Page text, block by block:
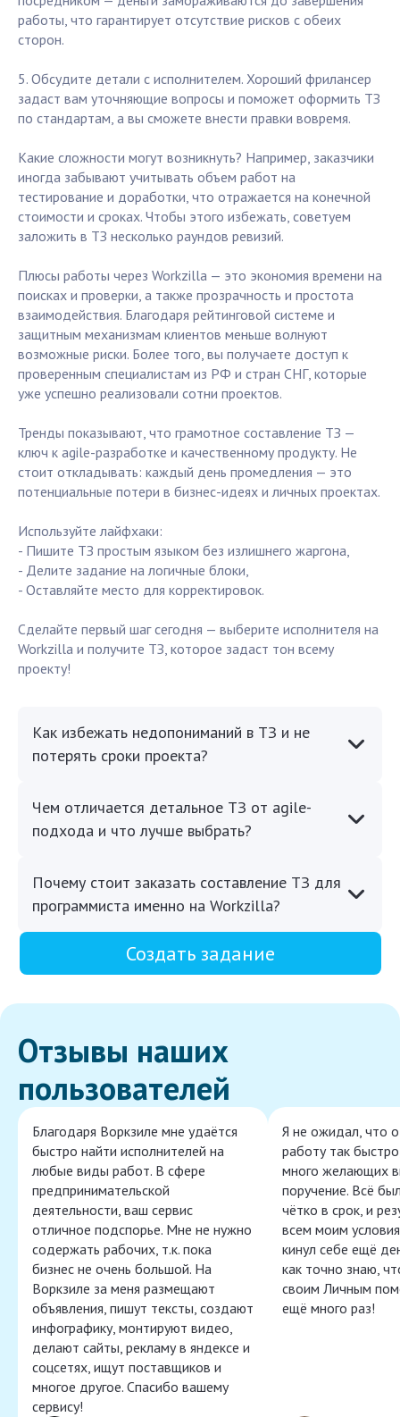
работы, что гарантирует отсутствие рисков с обеих
сторон.
5. Обсудите детали с исполнителем. Хороший фрилансер
задаст вам уточняющие вопросы и поможет оформить ТЗ
по стандартам, а вы сможете внести правки вовремя.
Какие сложности могут возникнуть? Например, заказчики
иногда забывают учитывать объем работ на
тестирование и доработки, что отражается на конечной
стоимости и сроках. Чтобы этого избежать, советуем
заложить в ТЗ несколько раундов ревизий.
Плюсы работы через Workzilla — это экономия времени на
поисках и проверки, а также прозрачность и простота
взаимодействия. Благодаря рейтинговой системе и
защитным механизмам клиентов меньше волнуют
возможные риски. Более того, вы получаете доступ к
проверенным специалистам из РФ и стран СНГ, которые
уже успешно реализовали сотни проектов.
Тренды показывают, что грамотное составление ТЗ —
ключ к agile-разработке и качественному продукту. Не
стоит откладывать: каждый день промедления — это
потенциальные потери в бизнес-идеях и личных проектах.
Используйте лайфхаки:
- Пишите ТЗ простым языком без излишнего жаргона,
- Делите задание на логичные блоки,
- Оставляйте место для корректировок.
Сделайте первый шаг сегодня — выберите исполнителя на
Workzilla и получите ТЗ, которое задаст тон всему
проекту!
Как избежать недопониманий в ТЗ и не
потерять сроки проекта?
Чем отличается детальное ТЗ от agile-
подхода и что лучше выбрать?
Почему стоит заказать составление ТЗ для
программиста именно на Workzilla?
Создать задание
Отзывы наших
пользователей
Благодаря Воркзиле мне удаётся
быстро найти исполнителей на
любые виды работ. В сфере
предпринимательской
деятельности, ваш сервис
отличное подспорье. Мне не нужно
содержать рабочих, т.к. пока
бизнес не очень большой. На
Воркзиле за меня размещают
объявления, пишут тексты, создают
инфографику, монтируют видео,
делают сайты, рекламу в яндексе и
соцсетях, ищут поставщиков и
многое другое. Спасибо вашему
сервису!
Я не ожидал, что
работу так
много желающих
поручение. Всё
чётко в срок, и
всем моим
кинул себе ещё
как точно знаю,
своим Личным
ещё много раз!